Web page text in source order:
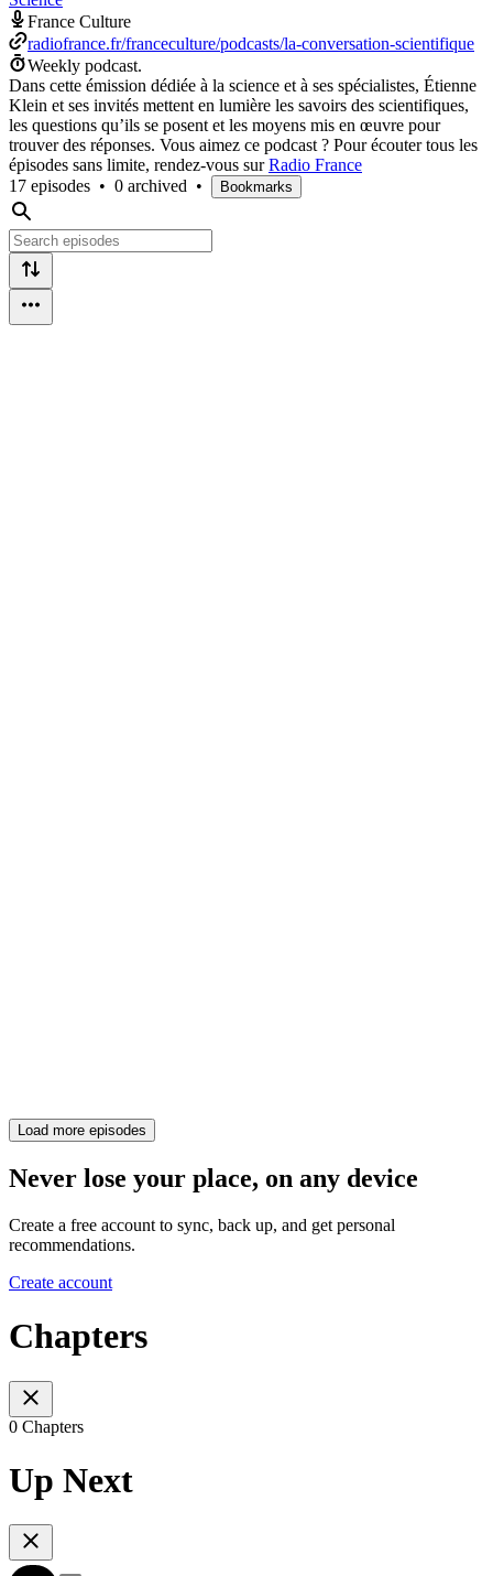
France Culture
radiofrance.fr/franceculture/podcasts/la-conversation-scientifique
Weekly podcast.
Dans cette émission dédiée à la science et à ses spécialistes, Étienne
Klein et ses invités mettent en lumière les savoirs des scientifiques,
les questions qu’ils se posent et les moyens mis en œuvre pour
trouver des réponses. Vous aimez ce podcast ? Pour écouter tous les
épisodes sans limite, rendez-vous surRadio France
17 episodes • 0 archived • Bookmarks
Load more episodes
Never lose your place, on any device
Create a free account to sync, back up, and get personal
recommendations.
Create account
Chapters
0 Chapters
Up Next